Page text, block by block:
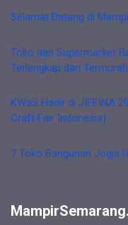
Selamat Datang di
Toko dan Supermarket
Terlengkap dan Termurah
KWaS Hadir di JIFFINA
Craft Fair Indonesia)
7 Toko Bangunan Jogja